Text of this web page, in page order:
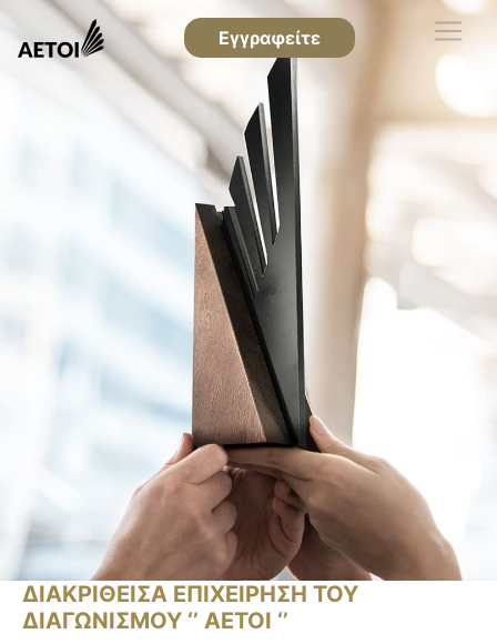
Εγγραφείτε
ΔΙΑΚΡΙΘΕΙΣΑ ΕΠΙΧΕΙΡΗΣΗ ΤΟΥ
ΔΙΑΓΩΝΙΣΜΟΥ ‘’ ΑΕΤΟΙ ‘’